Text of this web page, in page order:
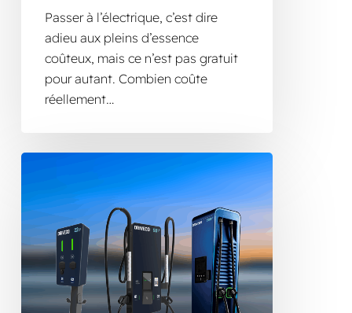
Passer à l’électrique, c’est dire
adieu aux pleins d’essence
coûteux, mais ce n’est pas gratuit
pour autant. Combien coûte
réellement…